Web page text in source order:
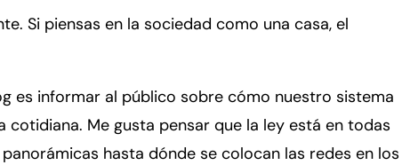
Si piensas en la sociedad como una casa, el
es informar al público sobre cómo nuestro sistema
cotidiana. Me gusta pensar que la ley está en todas
hasta dónde se colocan las redes en los